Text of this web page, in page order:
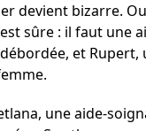
devient bizarre.
sûre : il faut une
et
une aide-